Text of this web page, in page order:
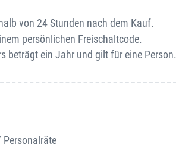
von 24 Stunden nach dem Kauf.
persönlichen Freischaltcode.
beträgt ein Jahr und gilt für eine Person.